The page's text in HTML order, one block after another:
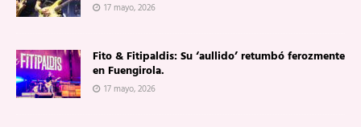
17 mayo, 2026
Fito & Fitipaldis: Su ‘aullido’ retumbó ferozmente
en Fuengirola.
17 mayo, 2026